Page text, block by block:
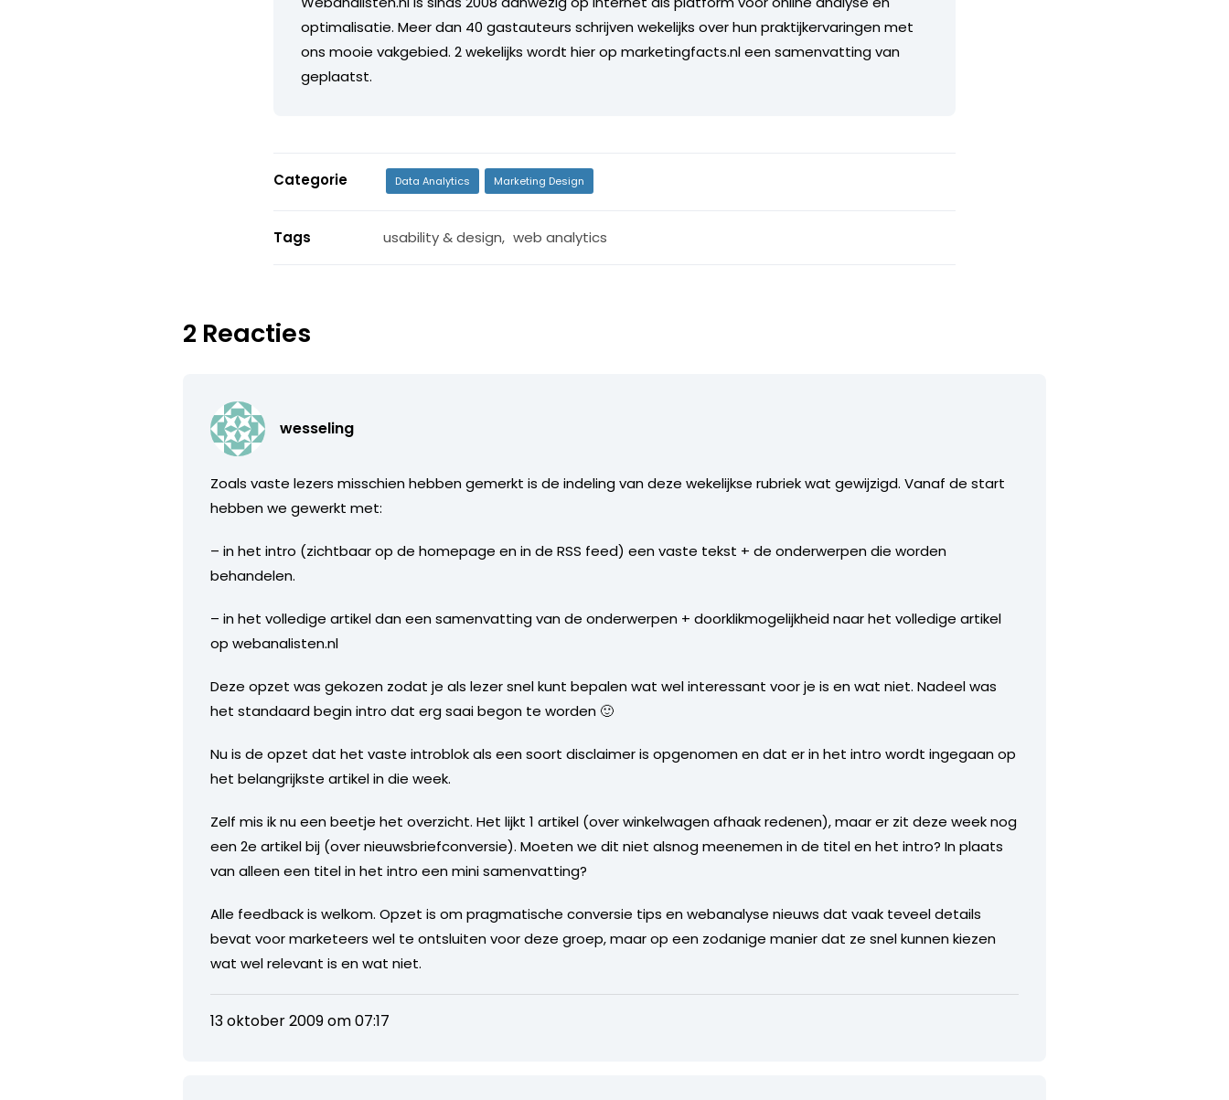
optimalisatie. Meer dan 40 gastauteurs schrijven wekelijks over hun praktijkervaringen met
ons mooie vakgebied. 2 wekelijks wordt hier op marketingfacts.nl een samenvatting van
geplaatst.
Categorie Data Analytics Marketing Design
Tags usability & design, web analytics
2 Reacties
wesseling
Zoals vaste lezers misschien hebben gemerkt is de indeling van deze wekelijkse rubriek wat gewijzigd. Vanaf de start
hebben we gewerkt met:
– in het intro (zichtbaar op de homepage en in de RSS feed) een vaste tekst + de onderwerpen die worden
behandelen.
– in het volledige artikel dan een samenvatting van de onderwerpen + doorklikmogelijkheid naar het volledige artikel
op webanalisten.nl
Deze opzet was gekozen zodat je als lezer snel kunt bepalen wat wel interessant voor je is en wat niet. Nadeel was
het standaard begin intro dat erg saai begon te worden 🙂
Nu is de opzet dat het vaste introblok als een soort disclaimer is opgenomen en dat er in het intro wordt ingegaan op
het belangrijkste artikel in die week.
Zelf mis ik nu een beetje het overzicht. Het lijkt 1 artikel (over winkelwagen afhaak redenen), maar er zit deze week nog
een 2e artikel bij (over nieuwsbriefconversie). Moeten we dit niet alsnog meenemen in de titel en het intro? In plaats
van alleen een titel in het intro een mini samenvatting?
Alle feedback is welkom. Opzet is om pragmatische conversie tips en webanalyse nieuws dat vaak teveel details
bevat voor marketeers wel te ontsluiten voor deze groep, maar op een zodanige manier dat ze snel kunnen kiezen
wat wel relevant is en wat niet.
13 oktober 2009 om 07:17